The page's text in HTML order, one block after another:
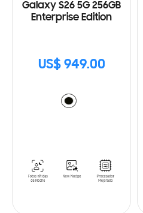
Galaxy S26 5G 256GB
Enterprise Edition
US$ 949.00